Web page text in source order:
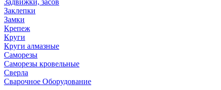
Заклепки
Замки
Крепеж
Круги
Круги алмазные
Саморезы
Саморезы кровельные
Сверла
Сварочное Оборудование